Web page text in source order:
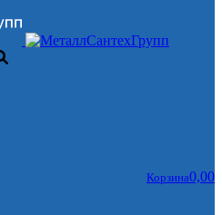
Корзина0,00